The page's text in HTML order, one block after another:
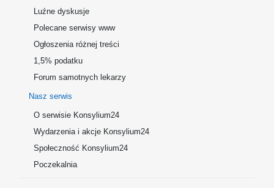
Luźne dyskusje
Polecane serwisy www
Ogłoszenia różnej treści
1,5% podatku
Forum samotnych lekarzy
Nasz serwis
O serwisie Konsylium24
Wydarzenia i akcje Konsylium24
Społeczność Konsylium24
Poczekalnia